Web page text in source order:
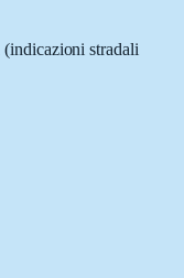
(indicazioni stradali